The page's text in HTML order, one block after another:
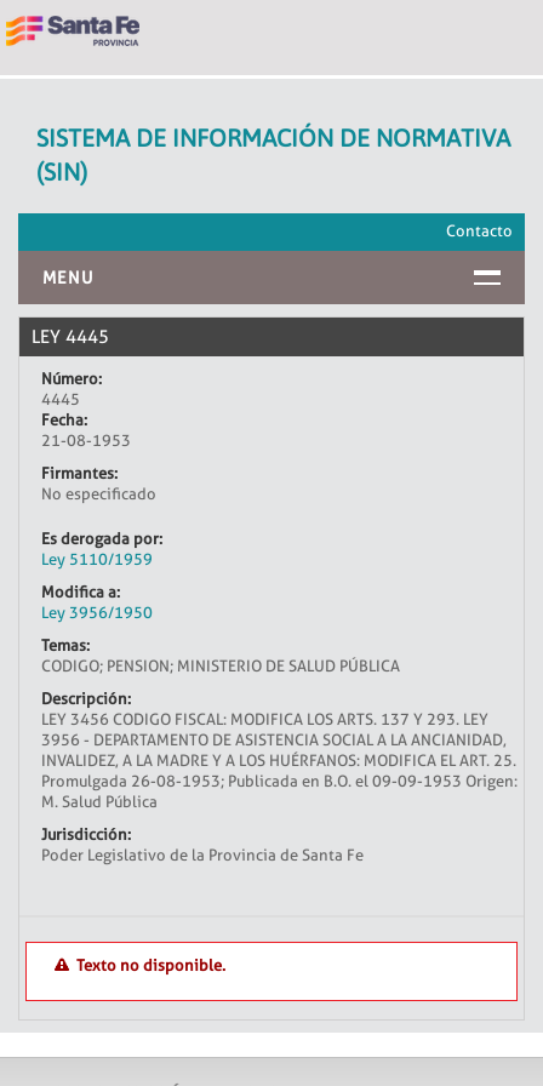
SISTEMA DE INFORMACIÓN DE NORMATIVA
(SIN)
Contacto
MENU
INICIO
LEY 4445
Número:
4445
Fecha:
21-08-1953
Firmantes:
No especificado
Es derogada por:
Ley 5110/1959
Modifica a:
Ley 3956/1950
Temas:
CODIGO; PENSION; MINISTERIO DE SALUD PÚBLICA
Descripción:
LEY 3456 CODIGO FISCAL: MODIFICA LOS ARTS. 137 Y 293. LEY
3956 - DEPARTAMENTO DE ASISTENCIA SOCIAL A LA ANCIANIDAD,
INVALIDEZ, A LA MADRE Y A LOS HUÉRFANOS: MODIFICA EL ART. 25.
Promulgada 26-08-1953; Publicada en B.O. el 09-09-1953 Origen:
M. Salud Pública
Jurisdicción:
Poder Legislativo de la Provincia de Santa Fe
Texto no disponible.